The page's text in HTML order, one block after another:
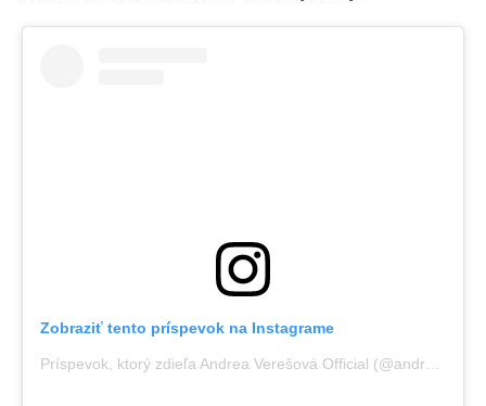
Zobraziť tento príspevok na Instagrame
Príspevok, ktorý zdieľa Andrea Verešová Official (@andreaveresovaofficial)